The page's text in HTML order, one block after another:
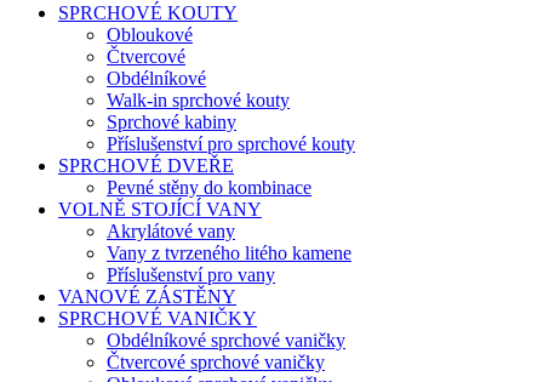
SPRCHOVÉ KOUTY
Obloukové
Čtvercové
Obdélníkové
Walk-in sprchové kouty
Sprchové kabiny
Příslušenství pro sprchové kouty
SPRCHOVÉ DVEŘE
Pevné stěny do kombinace
VOLNĚ STOJÍCÍ VANY
Akrylátové vany
Vany z tvrzeného litého kamene
Příslušenství pro vany
VANOVÉ ZÁSTĚNY
SPRCHOVÉ VANIČKY
Obdélníkové sprchové vaničky
Čtvercové sprchové vaničky